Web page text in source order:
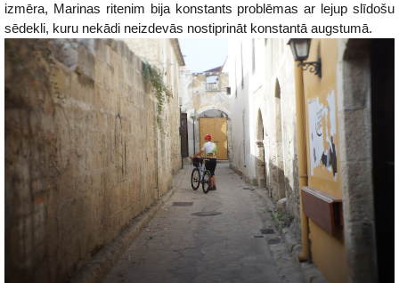
izmēra, Marinas ritenim bija konstants problēmas ar lejup slīdošu
sēdekli, kuru nekādi neizdevās nostiprināt konstantā augstumā.